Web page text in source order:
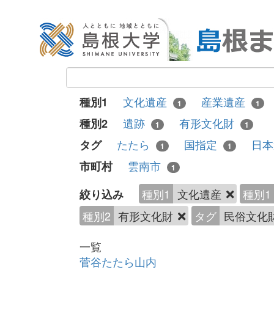
種別1 文化遺産 1 産業遺産 1
種別2 遺跡 1 有形文化財 1
タグ たたら 1 国指定 1
日
市町村
雲南市 1
絞り込み 種別1 文化遺産
種別1
種別2 有形文化財 タグ 民俗文化
一覧
菅谷たたら山内